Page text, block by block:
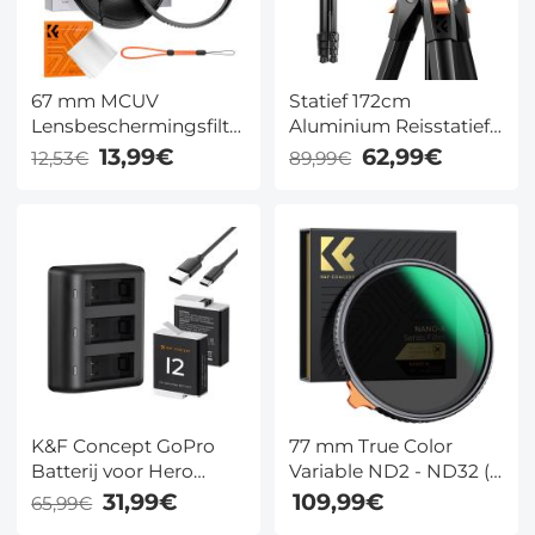
67 mm MCUV
Lensbeschermingsfilter
met Lensdop Optisch
Cameralens Nano Klear
Serie
12,53€ 13,99€
Statief 172cm
Aluminium Reisstatief
met Arca-Swiss
Compact, 10kg
Draagvermogen voor
Camera en
Smartphone K&F
Concept
89,99€ 62,99€
K&F Concept GoPro
Batterij voor Hero
12/11/10/9 – 3-Kanaals
LCD USB Snellader
65,99€ 31,99€
77 mm True Color
Variable ND2 - ND32 (1
- 5 Stops) ND Lens
Filter Instelbaar Filter
109,99€